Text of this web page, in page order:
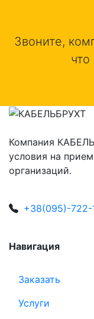
Звоните,
Компания
условия на
организаций.
+38(095)-722-
Навигация
Заказать
Услуги